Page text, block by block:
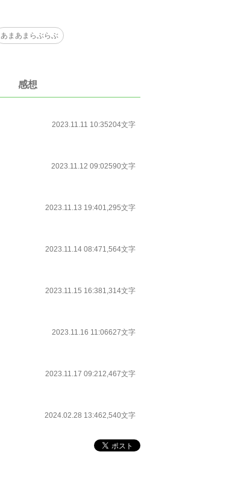
あまあまらぶらぶ
感想
2023.11.11 10:35204文字
2023.11.12 09:02590文字
2023.11.13 19:401,295文字
2023.11.14 08:471,564文字
2023.11.15 16:381,314文字
2023.11.16 11:06627文字
2023.11.17 09:212,467文字
2024.02.28 13:462,540文字